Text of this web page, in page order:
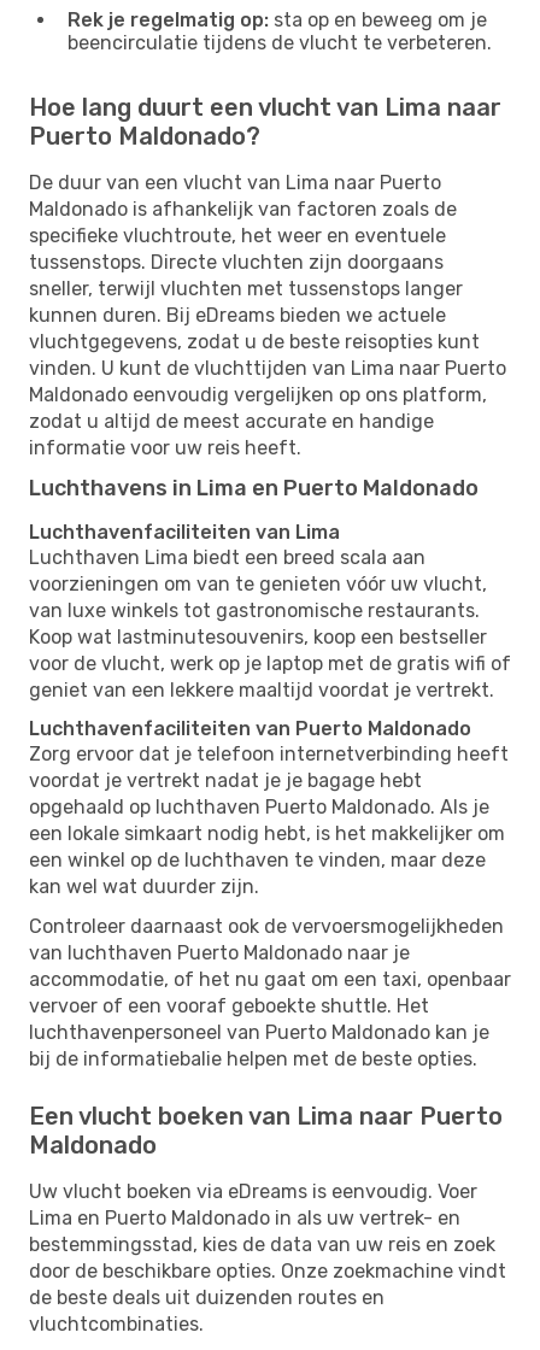
Rek je regelmatig op: sta op en beweeg om je
beencirculatie tijdens de vlucht te verbeteren.
Hoe lang duurt een vlucht van Lima naar
Puerto Maldonado?
De duur van een vlucht van Lima naar Puerto
Maldonado is afhankelijk van factoren zoals de
specifieke vluchtroute, het weer en eventuele
tussenstops. Directe vluchten zijn doorgaans
sneller, terwijl vluchten met tussenstops langer
kunnen duren. Bij eDreams bieden we actuele
vluchtgegevens, zodat u de beste reisopties kunt
vinden. U kunt de vluchttijden van Lima naar Puerto
Maldonado eenvoudig vergelijken op ons platform,
zodat u altijd de meest accurate en handige
informatie voor uw reis heeft.
Luchthavens in Lima en Puerto Maldonado
Luchthavenfaciliteiten van Lima
Luchthaven Lima biedt een breed scala aan
voorzieningen om van te genieten vóór uw vlucht,
van luxe winkels tot gastronomische restaurants.
Koop wat lastminutesouvenirs, koop een bestseller
voor de vlucht, werk op je laptop met de gratis wifi of
geniet van een lekkere maaltijd voordat je vertrekt.
Luchthavenfaciliteiten van Puerto Maldonado
Zorg ervoor dat je telefoon internetverbinding heeft
voordat je vertrekt nadat je je bagage hebt
opgehaald op luchthaven Puerto Maldonado. Als je
een lokale simkaart nodig hebt, is het makkelijker om
een ​​winkel op de luchthaven te vinden, maar deze
kan wel wat duurder zijn.
Controleer daarnaast ook de vervoersmogelijkheden
van luchthaven Puerto Maldonado naar je
accommodatie, of het nu gaat om een ​​taxi, openbaar
vervoer of een vooraf geboekte shuttle. Het
luchthavenpersoneel van Puerto Maldonado kan je
bij de informatiebalie helpen met de beste opties.
Een vlucht boeken van Lima naar Puerto
Maldonado
Uw vlucht boeken via eDreams is eenvoudig. Voer
Lima en Puerto Maldonado in als uw vertrek- en
bestemmingsstad, kies de data van uw reis en zoek
door de beschikbare opties. Onze zoekmachine vindt
de beste deals uit duizenden routes en
vluchtcombinaties.